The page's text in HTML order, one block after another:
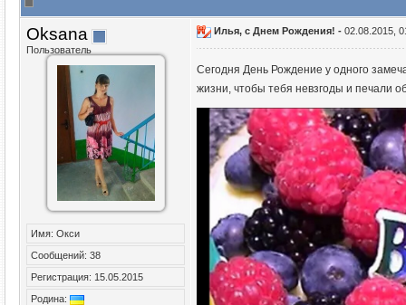
Oksana
Пользователь
Имя: Окси
Сообщений: 38
Регистрация: 15.05.2015
Родина:
Илья, с Днем Рождения! - 02.08.2015,
Сегодня День Рождение у одного
жизни, чтобы тебя невзгоды и печали